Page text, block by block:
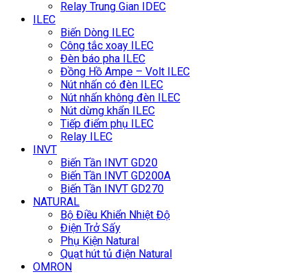
Relay Trung Gian IDEC
ILEC
Biến Dòng ILEC
Công tắc xoay ILEC
Đèn báo pha ILEC
Đồng Hồ Ampe – Volt ILEC
Nút nhấn có đèn ILEC
Nút nhấn không đèn ILEC
Nút dừng khẩn ILEC
Tiếp điểm phụ ILEC
Relay ILEC
INVT
Biến Tần INVT GD20
Biến Tần INVT GD200A
Biến Tần INVT GD270
NATURAL
Bộ Điều Khiển Nhiệt Độ
Điện Trở Sấy
Phụ Kiện Natural
Quạt hút tủ điện Natural
OMRON